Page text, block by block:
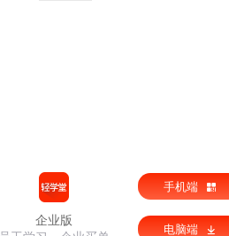
企业版
手机端
电脑端